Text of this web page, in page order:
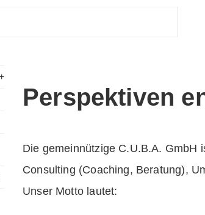
Perspektiven
Die gemeinnützige C.U.B.A. GmbH
Consulting (Coaching, Beratung),
Unser Motto lautet: